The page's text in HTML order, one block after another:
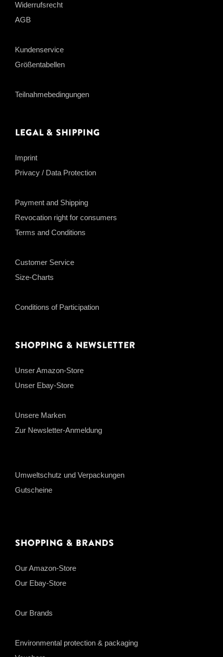
Widerrufsrecht
AGB
Kundenservice
Größentabellen
Teilnahmebedingungen
Legal & Shipping
Imprint
Privacy / Data Protection
Payment and Shipping
Revocation right for consumers
Terms and Conditions
Customer Service
Size-Charts
Conditions of Participation
Shopping & Newsletter
Unser Amazon-Store
Unser Ebay-Store
Unsere Marken
Zur Newsletter-Anmeldung
Umweltschutz und Verpackungen
Gutscheine
Shopping & Brands
Our Amazon-Store
Our Ebay-Store
Our Brands
Environmental protection & packaging